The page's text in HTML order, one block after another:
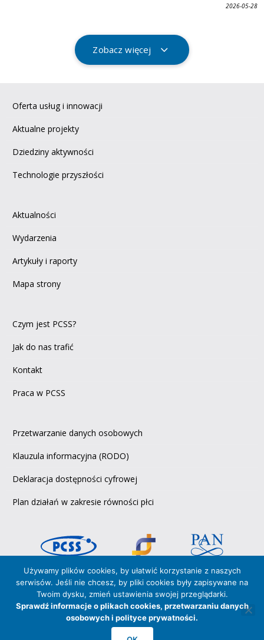
2026-05-28
Zobacz więcej
Oferta usług i innowacji
Aktualne projekty
Dziedziny aktywności
Technologie przyszłości
Aktualności
Wydarzenia
Artykuły i raporty
Mapa strony
Czym jest PCSS?
Jak do nas trafić
Kontakt
Praca w PCSS
Przetwarzanie danych osobowych
Klauzula informacyjna (RODO)
Deklaracja dostępności cyfrowej
Plan działań w zakresie równości płci
Copyright © 2026 PCSS,
Poznańskie Centrum Superkomputerowo‑Sieciowe
afiliowane przy Instytucie Chemii Bioorganicznej PAN
PCSS posiada Certyfikaty zgodności z normami
Używamy plików cookies, by ułatwić korzystanie z naszych
serwisów. Jeśli nie chcesz, by pliki cookies były zapisywane na
Twoim dysku, zmień ustawienia swojej przeglądarki.
Sprawdź informacje o plikach cookies, przetwarzaniu danych
osobowych i polityce prywatności.